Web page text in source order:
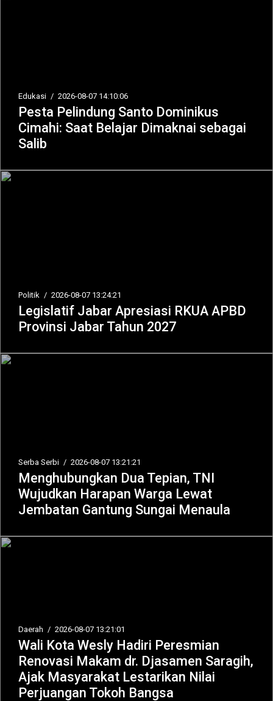
Edukasi / 2026-08-07 14:10:06
Pesta Pelindung Santo Dominikus
Cimahi: Saat Belajar Dimaknai sebagai
Salib
Politik / 2026-08-07 13:24:21
Legislatif Jabar Apresiasi RKUA APBD
Provinsi Jabar Tahun 2027
Serba Serbi / 2026-08-07 13:21:21
Menghubungkan Dua Tepian, TNI
Wujudkan Harapan Warga Lewat
Jembatan Gantung Sungai Menaula
Daerah / 2026-08-07 13:21:01
Wali Kota Wesly Hadiri Peresmian
Renovasi Makam dr. Djasamen Saragih,
Ajak Masyarakat Lestarikan Nilai
Perjuangan Tokoh Bangsa